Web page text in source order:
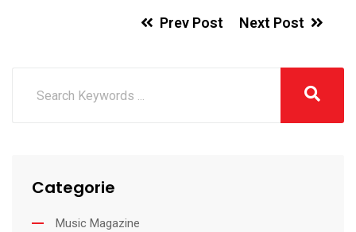
Prev Post Next Post
Categorie
Music Magazine